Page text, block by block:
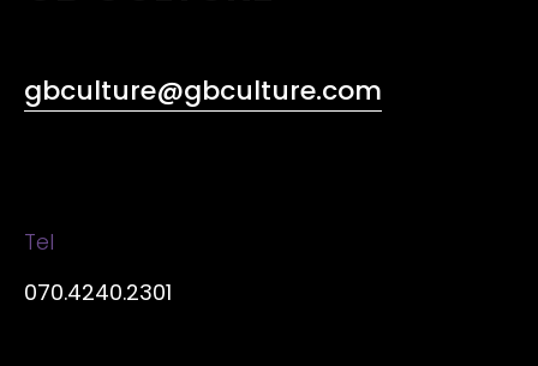
gbculture@gbculture.com
Tel
070.4240.2301